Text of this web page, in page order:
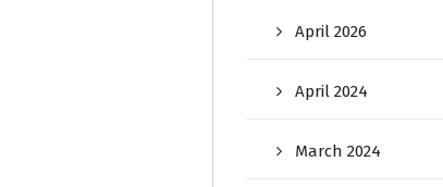
April 2026
April 2024
March 2024